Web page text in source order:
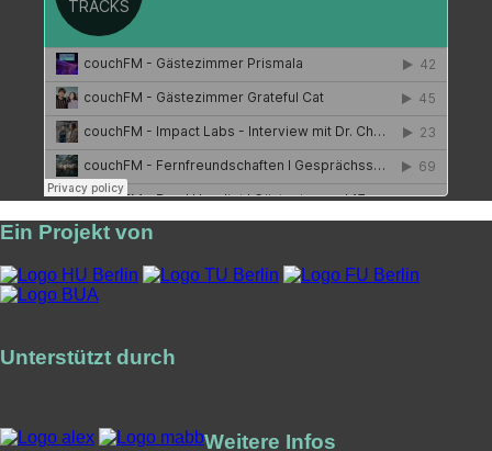
Ein Projekt von
Unterstützt durch
Weitere Infos